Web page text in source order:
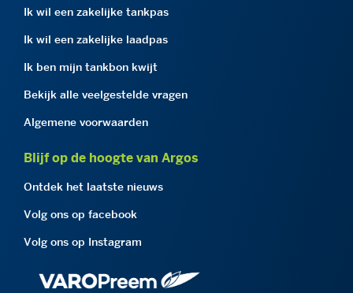
Ik wil een zakelijke tankpas
Ik wil een zakelijke laadpas
Ik ben mijn tankbon kwijt
Bekijk alle veelgestelde vragen
Algemene voorwaarden
Blijf op de hoogte van Argos
Ontdek het laatste nieuws
Volg ons op facebook
Volg ons op Instagram